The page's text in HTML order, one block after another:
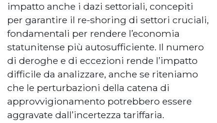
impatto anche i dazi settoriali, concepiti
per garantire il re-shoring di settori cruciali,
fondamentali per rendere l’economia
statunitense più autosufficiente. Il numero
di deroghe e di eccezioni rende l’impatto
difficile da analizzare, anche se riteniamo
che le perturbazioni della catena di
approvvigionamento potrebbero essere
aggravate dall’incertezza tariffaria.